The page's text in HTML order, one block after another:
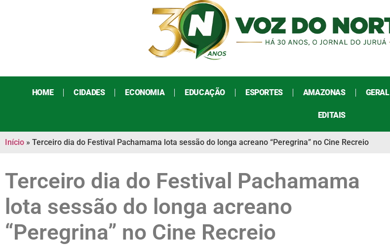
HOME CIDADES ECONOMIA EDUCAÇÃO ESPORTES AMAZONAS GERAL
EDITAIS
Início » Terceiro dia do Festival Pachamama lota sessão do longa acreano “Peregrina” no Cine Recreio
Terceiro dia do Festival Pachamama
lota sessão do longa acreano
“Peregrina” no Cine Recreio